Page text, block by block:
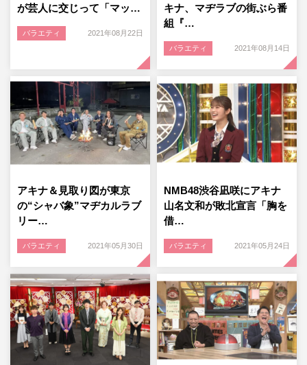
が芸人に交じって「マッ…
バラエティ 2021年08月22日
キナ、マヂラブの街ぶら番
組『…
バラエティ 2021年08月14日
アキナ＆見取り図が東京
の“シャバ象”マヂカルラブ
リー…
バラエティ 2021年05月30日
NMB48渋谷凪咲にアキナ
山名文和が敗北宣言「胸を
借…
バラエティ 2021年05月24日